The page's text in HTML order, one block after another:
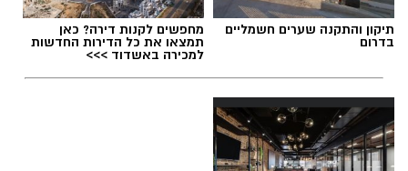
תיקון והתקנה שערים חשמליים
בדרום
מחפשים לקנות דירה? כאן
תמצאו את כל הדירות החדשות
למכירה באשדוד >>>